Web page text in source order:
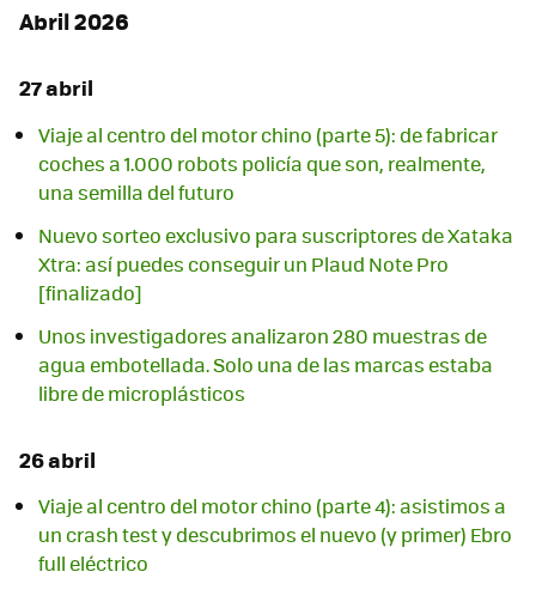
Abril 2026
27 abril
Viaje al centro del motor chino (parte 5): de fabricar
coches a 1.000 robots policía que son, realmente,
una semilla del futuro
Nuevo sorteo exclusivo para suscriptores de Xataka
Xtra: así puedes conseguir un Plaud Note Pro
[finalizado]
Unos investigadores analizaron 280 muestras de
agua embotellada. Solo una de las marcas estaba
libre de microplásticos
26 abril
Viaje al centro del motor chino (parte 4): asistimos a
un crash test y descubrimos el nuevo (y primer) Ebro
full eléctrico